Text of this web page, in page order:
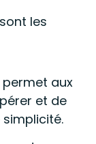
les
aux
et de